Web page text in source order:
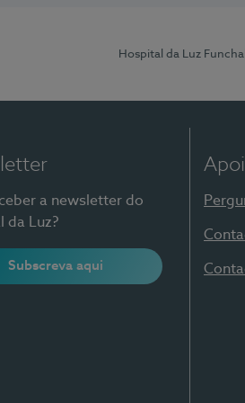
Hospital da Luz Funchal
a newsletter do
da Luz?
Subscreva aqui